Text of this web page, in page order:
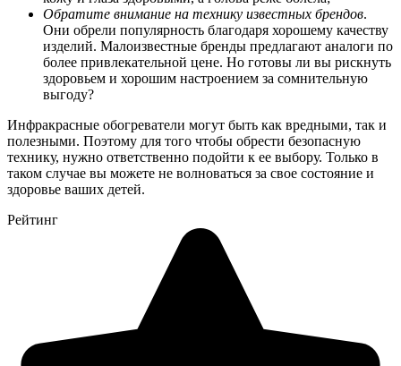
Обратите внимание на технику известных брендов.
Они обрели популярность благодаря хорошему качеству
изделий. Малоизвестные бренды предлагают аналоги по
более привлекательной цене. Но готовы ли вы рискнуть
здоровьем и хорошим настроением за сомнительную
выгоду?
Инфракрасные обогреватели могут быть как вредными, так и
полезными. Поэтому для того чтобы обрести безопасную
технику, нужно ответственно подойти к ее выбору. Только в
таком случае вы можете не волноваться за свое состояние и
здоровье ваших детей.
Рейтинг